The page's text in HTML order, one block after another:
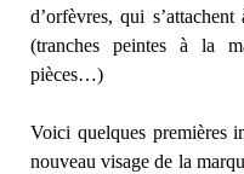
d’orfèvres, qui
(tranches peintes à la
pièces…)
Voici quelques premières
nouveau visage de la